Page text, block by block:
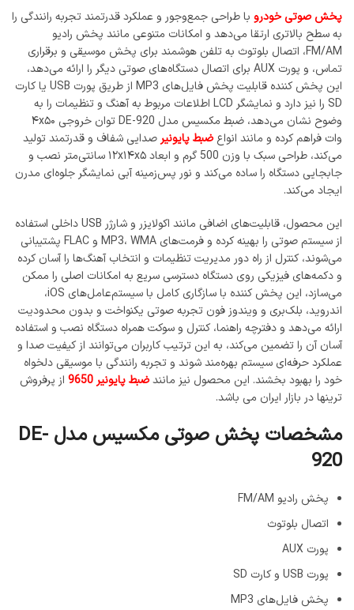
پخش صوتی خودرو با طراحی جمع‌وجور و عملکرد قدرتمند تجربه رانندگی را
به سطح بالاتری ارتقا می‌دهد و امکانات متنوعی مانند پخش رادیو
FM/AM، اتصال بلوتوث به تلفن هوشمند برای پخش موسیقی و برقراری
تماس، و پورت AUX برای اتصال دستگاه‌های صوتی دیگر را ارائه می‌دهد،
این پخش‌ کننده قابلیت پخش فایل‌های MP3 از طریق پورت USB یا کارت
SD را نیز دارد و نمایشگر LCD اطلاعات مربوط به آهنگ و تنظیمات را به
وضوح نشان می‌دهد، ضبط مکسیس مدل DE-920 توان خروجی ۴x۵۰
وات فراهم کرده و مانند انواعضبط پایونیرصدایی شفاف و قدرتمند تولید
می‌کند، طراحی سبک با وزن 500 گرم و ابعاد ۱۲x۱۴x۵ سانتی‌متر نصب و
جابجایی دستگاه را ساده می‌کند و نور پس‌زمینه آبی نمایشگر جلوه‌ای مدرن
ایجاد می‌کند.
این محصول، قابلیت‌های اضافی مانند اکولایزر و شارژر USB داخلی استفاده
از سیستم صوتی را بهینه کرده و فرمت‌های MP3، WMA و FLAC پشتیبانی
می‌شوند، کنترل از راه دور مدیریت تنظیمات و انتخاب آهنگ‌ها را آسان کرده
و دکمه‌های فیزیکی روی دستگاه دسترسی سریع به امکانات اصلی را ممکن
می‌سازد، این پخش‌ کننده با سازگاری کامل با سیستم‌عامل‌های iOS،
اندروید، بلک‌بری و ویندوز فون تجربه صوتی یکنواخت و بدون محدودیت
ارائه می‌دهد و دفترچه راهنما، کنترل و سوکت همراه دستگاه نصب و استفاده
آسان آن را تضمین می‌کند، به این ترتیب کاربران می‌توانند از کیفیت صدا و
عملکرد حرفه‌ای سیستم بهره‌مند شوند و تجربه رانندگی با موسیقی دلخواه
خود را بهبود بخشند. این محصول نیز مانندضبط پایونیر 9650
از پرفروش
ترینها در بازار ایران می باشد.
مشخصات پخش صوتی مکسیس مدل DE-
920
پخش رادیو FM/AM
اتصال بلوتوث
پورت AUX
پورت USB و کارت SD
پخش فایل‌های MP3